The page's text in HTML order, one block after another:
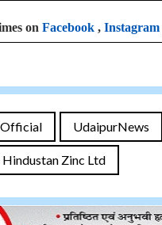
on Facebook , Instagram
UdaipurNews
Hindustan Zinc Ltd